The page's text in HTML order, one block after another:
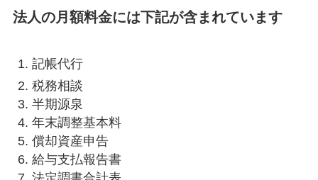
法人の月額料金には下記が含まれています
記帳代行
税務相談
半期源泉
年末調整基本料
償却資産申告
給与支払報告書